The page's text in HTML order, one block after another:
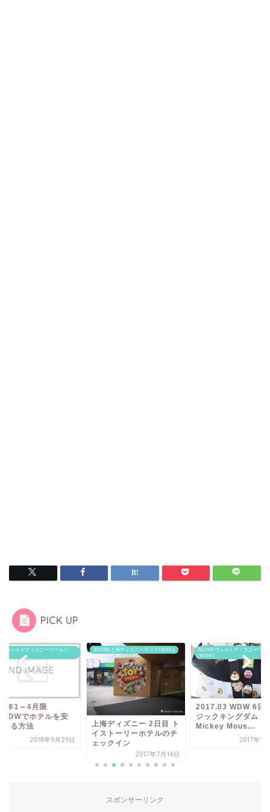
PICK UP
上海ディズニーランド(SHDL)
ディズニー 2日目 ト
2017/03 ウォルトディズニーワールド
2017.03 WDW 6日目 マ
ジックキングダム Meet
Mickey Mous...
2017年5月30日
2019/01 ウォルトディズニーワー
(WDW)
WDWに国際電話し
約内容を変更する
2018年10
スポンサーリンク